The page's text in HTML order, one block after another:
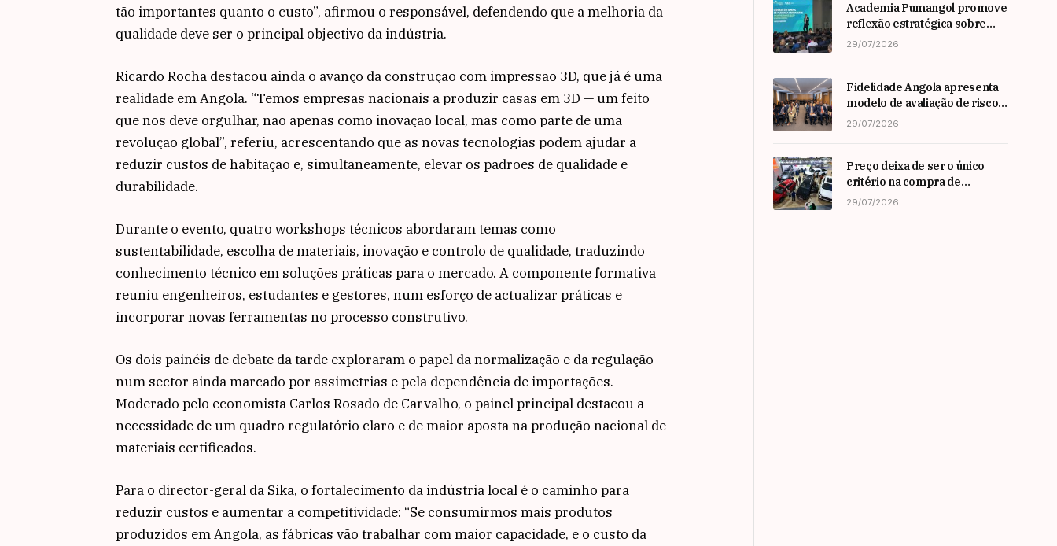
tão importantes quanto o custo”, afirmou o responsável, defendendo que a melhoria da
qualidade deve ser o principal objectivo da indústria.
Ricardo Rocha destacou ainda o avanço da construção com impressão 3D, que já é uma
realidade em Angola. “Temos empresas nacionais a produzir casas em 3D — um feito
que nos deve orgulhar, não apenas como inovação local, mas como parte de uma
revolução global”, referiu, acrescentando que as novas tecnologias podem ajudar a
reduzir custos de habitação e, simultaneamente, elevar os padrões de qualidade e
durabilidade.
Durante o evento, quatro workshops técnicos abordaram temas como
sustentabilidade, escolha de materiais, inovação e controlo de qualidade, traduzindo
conhecimento técnico em soluções práticas para o mercado. A componente formativa
reuniu engenheiros, estudantes e gestores, num esforço de actualizar práticas e
incorporar novas ferramentas no processo construtivo.
Os dois painéis de debate da tarde exploraram o papel da normalização e da regulação
num sector ainda marcado por assimetrias e pela dependência de importações.
Moderado pelo economista Carlos Rosado de Carvalho, o painel principal destacou a
necessidade de um quadro regulatório claro e de maior aposta na produção nacional de
materiais certificados.
Para o director-geral da Sika, o fortalecimento da indústria local é o caminho para
reduzir custos e aumentar a competitividade: “Se consumirmos mais produtos
produzidos em Angola, as fábricas vão trabalhar com maior capacidade, e o custo da
Academia Pumangol promove
reflexão estratégica sobre
liderança e inovação com
29/07/2026
Fidelidade Angola apresenta
modelo de avaliação de risco
em Workshop da ARSEG
29/07/2026
Preço deixa de ser o único
critério na compra de
automóveis em angola
29/07/2026